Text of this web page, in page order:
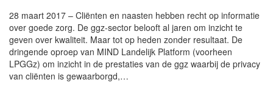
28 maart 2017 – Cliënten en naasten hebben recht op informatie
over goede zorg. De ggz-sector belooft al jaren om inzicht te
geven over kwaliteit. Maar tot op heden zonder resultaat. De
dringende oproep van MIND Landelijk Platform (voorheen
LPGGz) om inzicht in de prestaties van de ggz waarbij de privacy
van cliënten is gewaarborgd,…